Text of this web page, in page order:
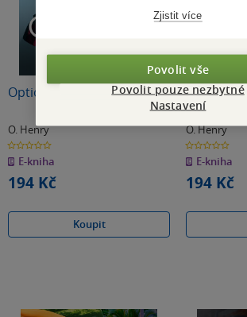
Options
O. Henry
0.0
z
5
hvězdiček
E-kniha
194 Kč
Koupit
The
O. Henry
0.0
z
5
hvězdiček
E-kniha
194 Kč
Zjistit více
Povolit vše
Povolit pouze nezbytné
Nastavení